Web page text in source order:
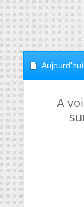
Aujourd'hui
A